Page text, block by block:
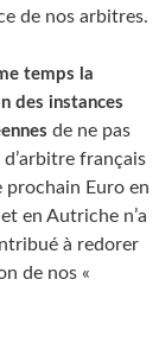
de nos arbitres.
temps la
des instances
de ne pas
français
prochain Euro en
en Autriche n’a
à redorer
de nos «